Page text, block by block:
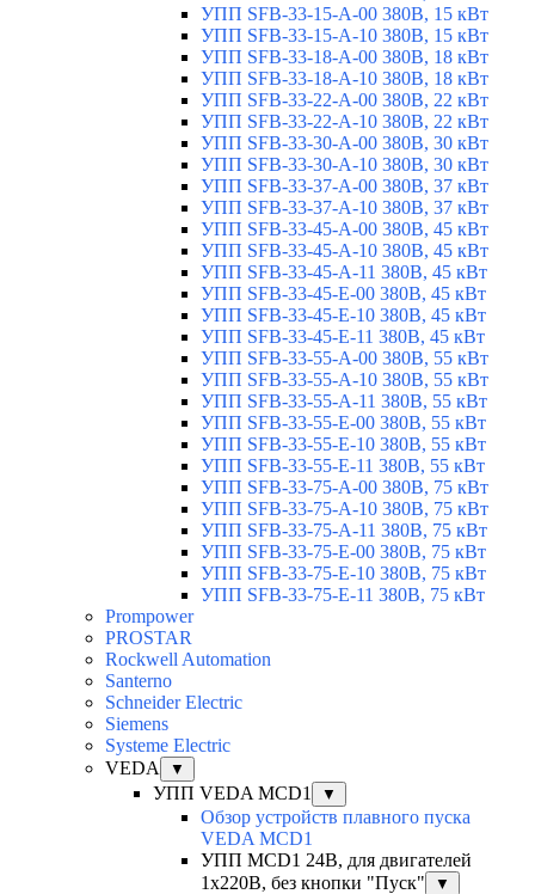
УПП SFB-33-15-A-00 380В, 15 кВт
УПП SFB-33-15-A-10 380В, 15 кВт
УПП SFB-33-18-A-00 380В, 18 кВт
УПП SFB-33-18-A-10 380В, 18 кВт
УПП SFB-33-22-A-00 380В, 22 кВт
УПП SFB-33-22-A-10 380В, 22 кВт
УПП SFB-33-30-A-00 380В, 30 кВт
УПП SFB-33-30-A-10 380В, 30 кВт
УПП SFB-33-37-A-00 380В, 37 кВт
УПП SFB-33-37-A-10 380В, 37 кВт
УПП SFB-33-45-A-00 380В, 45 кВт
УПП SFB-33-45-A-10 380В, 45 кВт
УПП SFB-33-45-A-11 380В, 45 кВт
УПП SFB-33-45-E-00 380В, 45 кВт
УПП SFB-33-45-E-10 380В, 45 кВт
УПП SFB-33-45-E-11 380В, 45 кВт
УПП SFB-33-55-A-00 380В, 55 кВт
УПП SFB-33-55-A-10 380В, 55 кВт
УПП SFB-33-55-A-11 380В, 55 кВт
УПП SFB-33-55-E-00 380В, 55 кВт
УПП SFB-33-55-E-10 380В, 55 кВт
УПП SFB-33-55-E-11 380В, 55 кВт
УПП SFB-33-75-A-00 380В, 75 кВт
УПП SFB-33-75-A-10 380В, 75 кВт
УПП SFB-33-75-A-11 380В, 75 кВт
УПП SFB-33-75-E-00 380В, 75 кВт
УПП SFB-33-75-E-10 380В, 75 кВт
УПП SFB-33-75-E-11 380В, 75 кВт
Prompower
PROSTAR
Rockwell Automation
Santerno
Schneider Electric
Siemens
Systeme Electric
VEDA
▼
УПП VEDA MCD1 ▼
Обзор устройств плавного пуска
VEDA MCD1
УПП MCD1 24В, для двигателей
1х220В, без кнопки "Пуск"
▼